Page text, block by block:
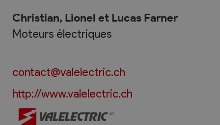
Christian, Lionel et Lucas Farner
Moteurs électriques
contact@valelectric.ch
http://www.valelectric.ch